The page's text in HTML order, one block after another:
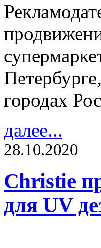
городах
далее...
28.10.2020
Christie
для UV